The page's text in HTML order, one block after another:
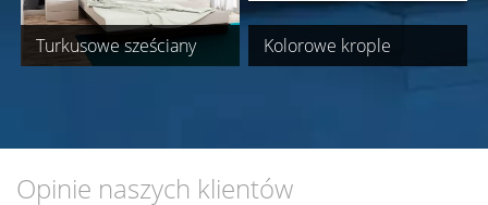
Turkusowe sześciany Kolorowe krople
Opinie naszych klientów